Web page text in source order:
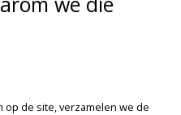
de site, verzamelen we de